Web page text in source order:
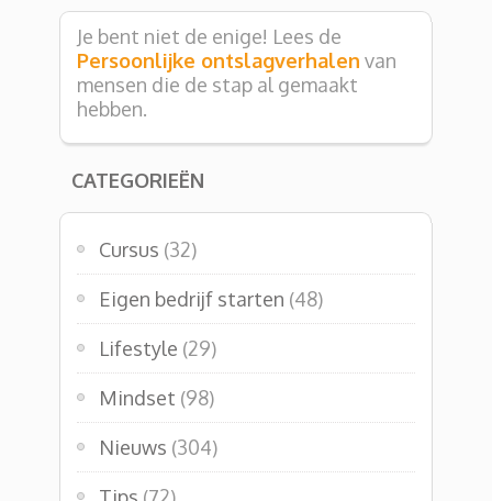
Je bent niet de enige! Lees de
Persoonlijke ontslagverhalen van
mensen die de stap al gemaakt
hebben.
CATEGORIEËN
Cursus (32)
Eigen bedrijf starten (48)
Lifestyle (29)
Mindset (98)
Nieuws (304)